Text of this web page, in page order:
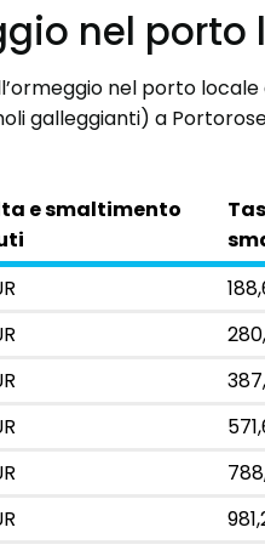
nel
nel porto
galleggianti) a
e smaltimento